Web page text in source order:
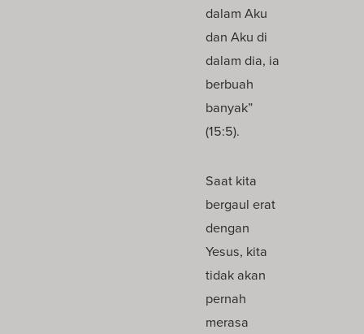
dalam Aku
dan Aku di
dalam dia, ia
berbuah
banyak”
(15:5).
Saat kita
bergaul erat
dengan
Yesus, kita
tidak akan
pernah
merasa